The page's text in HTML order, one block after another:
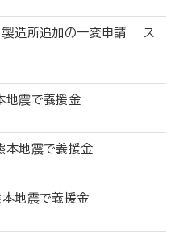
製造所追加の一変申請 ス
地震で義援金
本地震で義援金
本地震で義援金